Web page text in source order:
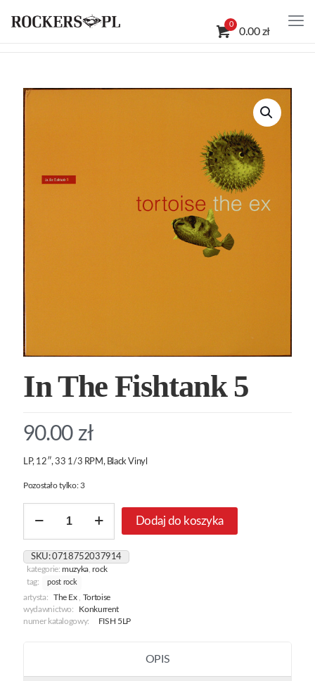
0
0.00 zł
In The Fishtank 5
90.00 zł
LP, 12″, 33 1/3 RPM, Black Vinyl
Pozostało tylko: 3
Fishtank
5
Dodaj do koszyka
SKU:0718752037914
kategorie:muzyka ,rock
tag:
post rock
artysta: The Ex, Tortoise
wydawnictwo:
Konkurrent
numer katalogowy:
FISH 5LP
OPIS